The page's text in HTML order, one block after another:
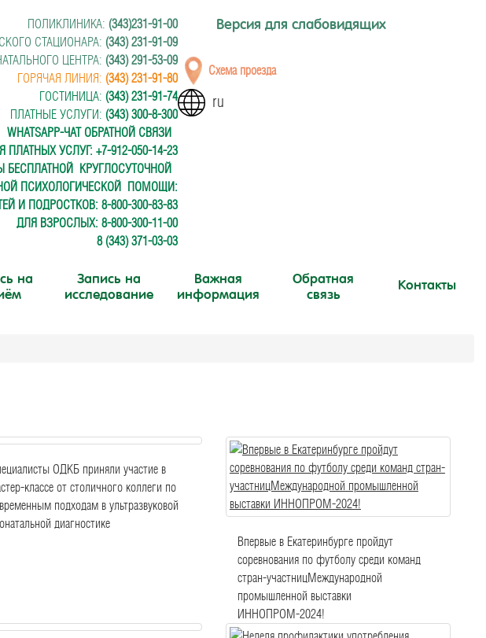
ПОЛИКЛИНИКА: (343)231-91-00
СТАЦИОНАРА: (343) 231-91-09
ЦЕНТРА: (343) 291-53-09
ГОРЯЧАЯ ЛИНИЯ: (343) 231-91-80
ГОСТИНИЦА: (343) 231-91-74
ПЛАТНЫЕ УСЛУГИ: (343) 300-8-300
WHATSAPP-ЧАТ ОБРАТНОЙ СВЯЗИ
ПЛАТНЫХ УСЛУГ: +7-912-050-14-23
БЕСПЛАТНОЙ КРУГЛОСУТОЧНОЙ
ПСИХОЛОГИЧЕСКОЙ ПОМОЩИ:
И ПОДРОСТКОВ: 8-800-300-83-83
ДЛЯ ВЗРОСЛЫХ: 8-800-300-11-00
8 (343) 371-03-03
Версия для слабовидящих
Схема проезда
ru
на
Запись на
исследование
Важная
информация
Обратная
связь
Контакты
ОДКБ приняли участие в
классе от столичного коллеги по
подходам в ультразвуковой
диагностике
Впервые в Екатеринбурге пройдут
соревнования по футболу среди команд
стран-участницМеждународной
промышленной выставки
ИННОПРОМ-2024!